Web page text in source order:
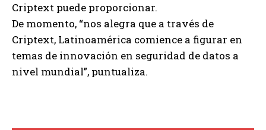
Criptext puede proporcionar.
De momento, “nos alegra que a través de
Criptext, Latinoamérica comience a figurar en
temas de innovación en seguridad de datos a
nivel mundial”, puntualiza.